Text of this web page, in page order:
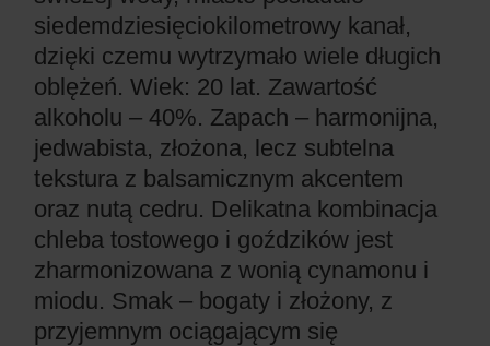
siedemdziesięciokilometrowy kanał,
dzięki czemu wytrzymało wiele długich
oblężeń. Wiek: 20 lat. Zawartość
alkoholu – 40%. Zapach – harmonijna,
jedwabista, złożona, lecz subtelna
tekstura z balsamicznym akcentem
oraz nutą cedru. Delikatna kombinacja
chleba tostowego i goździków jest
zharmonizowana z wonią cynamonu i
miodu. Smak – bogaty i złożony, z
przyjemnym ociągającym się